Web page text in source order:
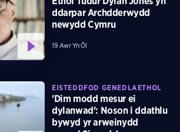
ddarpar Archdderwydd
newydd Cymru
19 Awr Yn Ôl
EISTEDDFOD GENEDLAETHOL
'Dim modd mesur ei
dylanwad': Noson i ddathlu
bywyd yr arweinydd